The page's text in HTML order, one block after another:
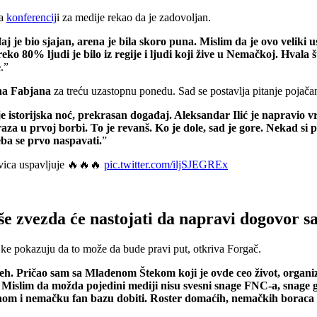
konferenciji za medije rekao da je zadovoljan.
je bio sjajan, arena je bila skoro puna. Mislim da je ovo veliki
80% ljudi je bilo iz regije i ljudi koji žive u Nemačkoj. Hvala
.”
Fabjana za treću uzastopnu ponedu. Sad se postavlja pitanje
istorijska noć, prekrasan događaj. Aleksandar Ilić je napravio
u prvoj borbi. To je revanš. Ko je dole, sad je gore. Nekad si
se prvo naspavati.”
uspavljuje 🔥🔥🔥 pic.twitter.com/iljSJEGREx
zvezda će nastojati da napravi dogovor
pokazuju da to može da bude pravi put, otkriva Forgač.
Pričao sam sa Mladenom Štekom koji je ovde ceo život,
da možda pojedini mediji nisu svesni snage FNC-a,
i nemačku fan bazu dobiti. Roster domaćih, nemačkih